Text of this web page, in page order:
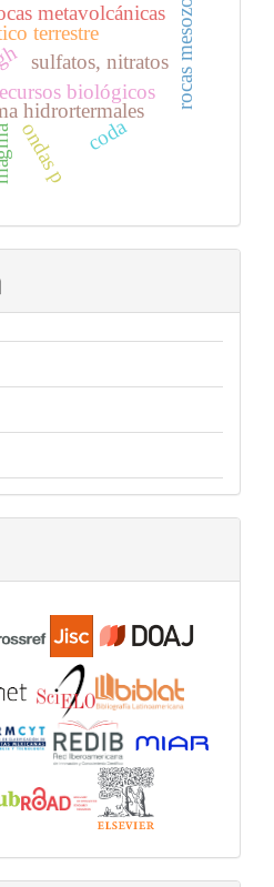
terrestre
metavolcánicas rocas mesozoicas
hidrortermales
ondas p
sulfatos, nitratos
coda
biológicos